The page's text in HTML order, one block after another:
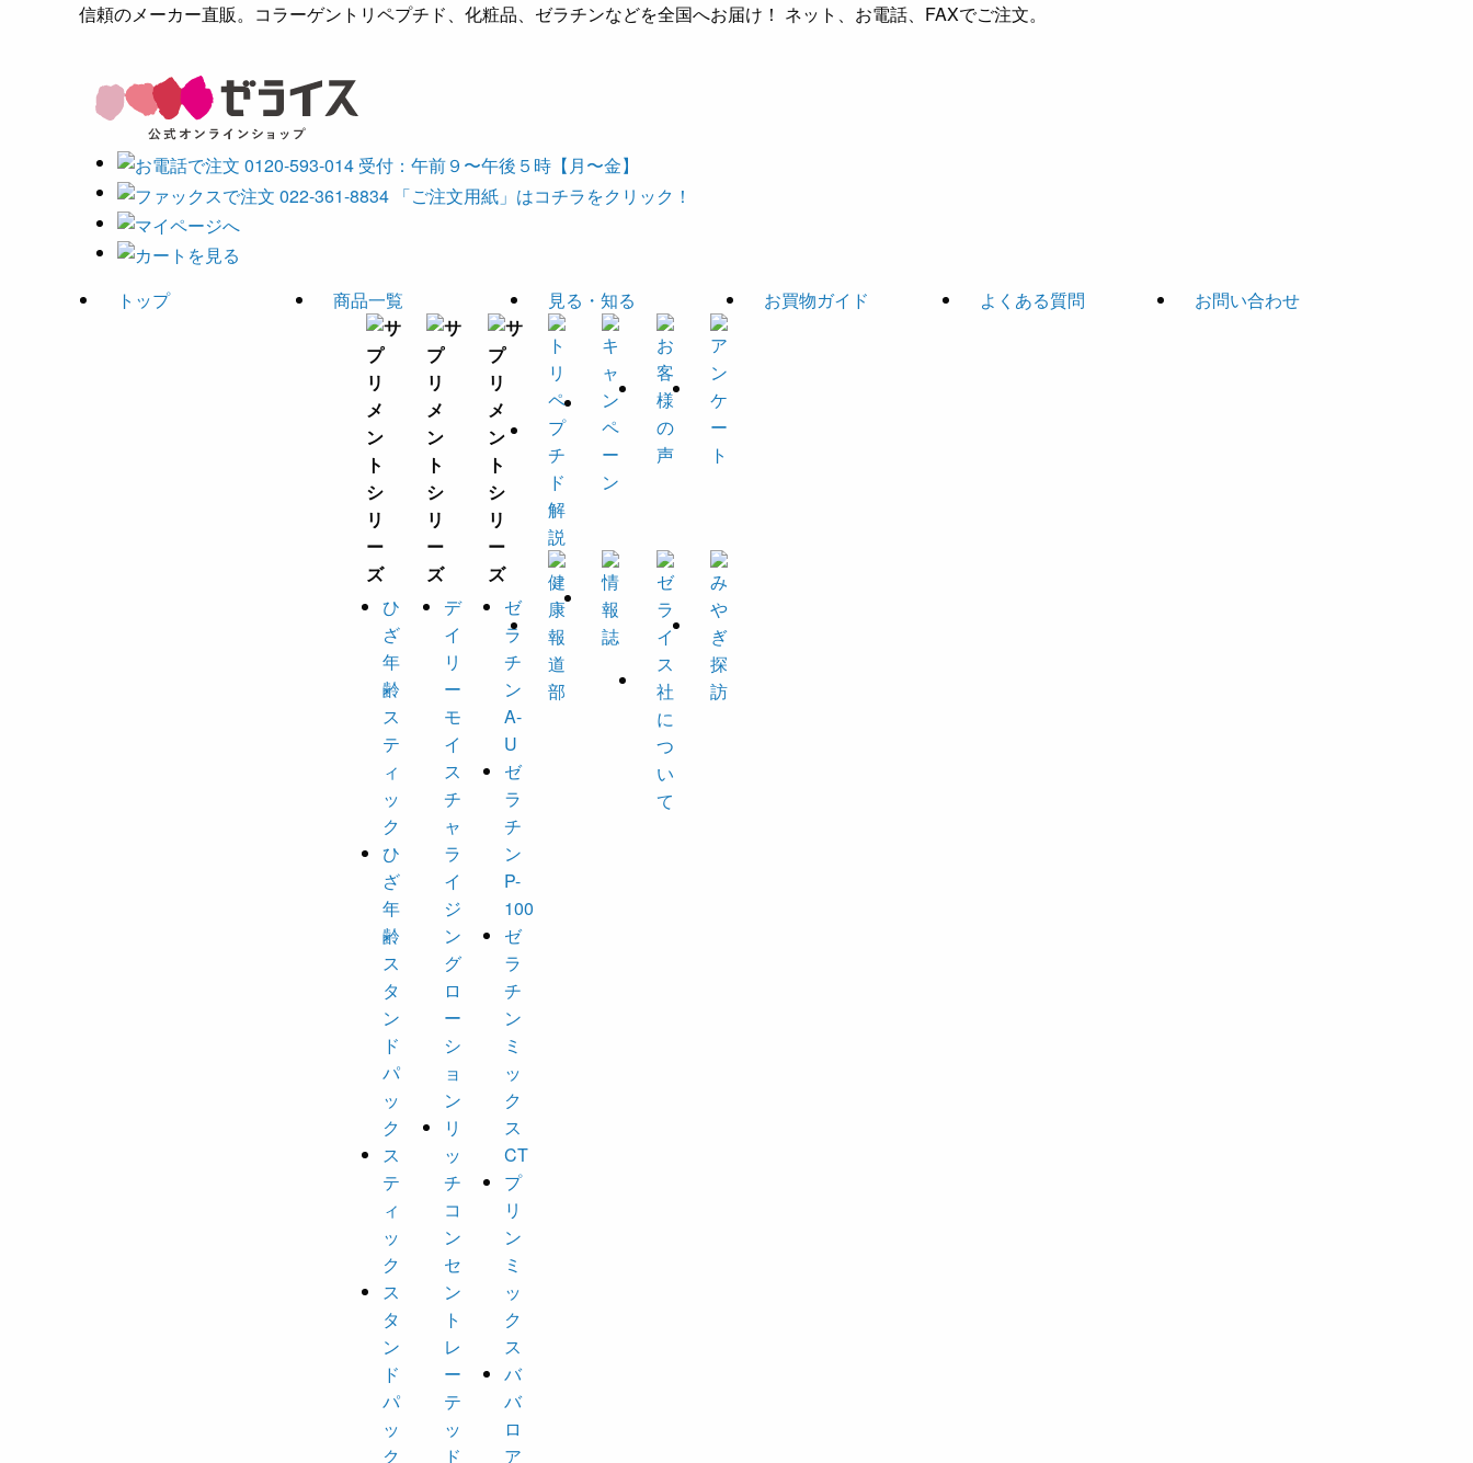
信頼のメーカー直販。コラーゲントリペプチド、化粧品、ゼラチンなどを全国へお届け！ ネット、お電話、FAXでご注文。
トップ 商品一覧
ひ
ざ
年
齢
ス
テ
ィ
ッ
ク
ひ
ざ
年
齢
ス
タ
ン
ド
パ
ッ
ク
ス
テ
ィ
ッ
ク
ス
タ
ン
ド
パ
ッ
ク
デ
イ
リ
ー
モ
イ
ス
チ
ャ
ラ
イ
ジ
ン
グ
ロ
ー
シ
ョ
ン
リ
ッ
チ
コ
ン
セ
ン
ト
レ
ー
テ
ッ
ド
ゼ
ラ
チ
ン
A-
U
ゼ
ラ
チ
ン
P-
100
ゼ
ラ
チ
ン
ミ
ッ
ク
ス
CT
プ
リ
ン
ミ
ッ
ク
ス
バ
バ
ロ
ア
見る・知る お買物ガイド よくある質問 お問い合わせ